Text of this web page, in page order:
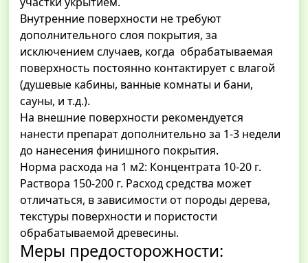
Внутренние поверхности не требуют
дополнительного слоя покрытия, за
исключением случаев, когда обрабатываемая
поверхность постоянно контактирует с влагой
(душевые кабины, ванные комнаты и бани,
сауны, и т.д.).
На внешние поверхности рекомендуется
нанести препарат дополнительно за 1-3 недели
до нанесения финишного покрытия.
Норма расхода на 1 м2: Концентрата 10-20 г.
Раствора 150-200 г. Расход средства может
отличаться, в зависимости от породы дерева,
текстуры поверхности и пористости
обрабатываемой древесины.
Меры предосторожности: